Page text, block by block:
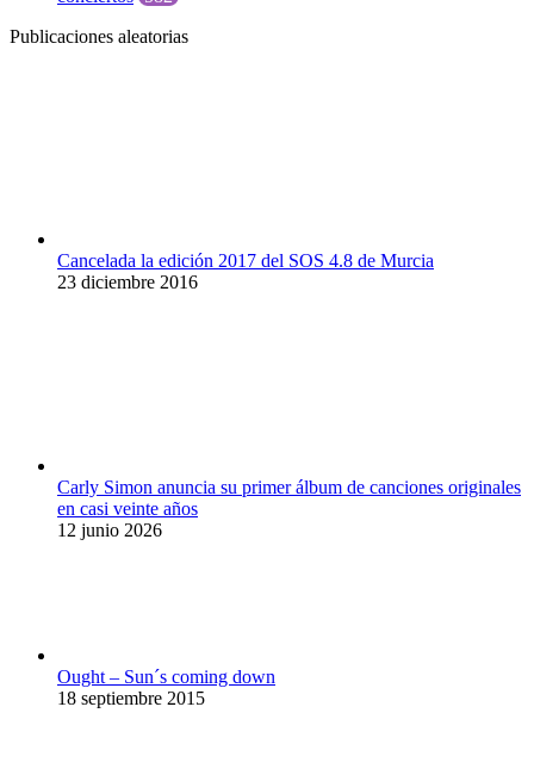
Publicaciones aleatorias
Cancelada la edición 2017 del SOS 4.8 de Murcia
23 diciembre 2016
Carly Simon anuncia su primer álbum de canciones originales
en casi veinte años
12 junio 2026
Ought – Sun´s coming down
18 septiembre 2015